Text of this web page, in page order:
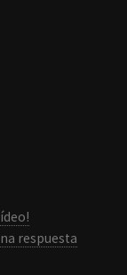
respuesta